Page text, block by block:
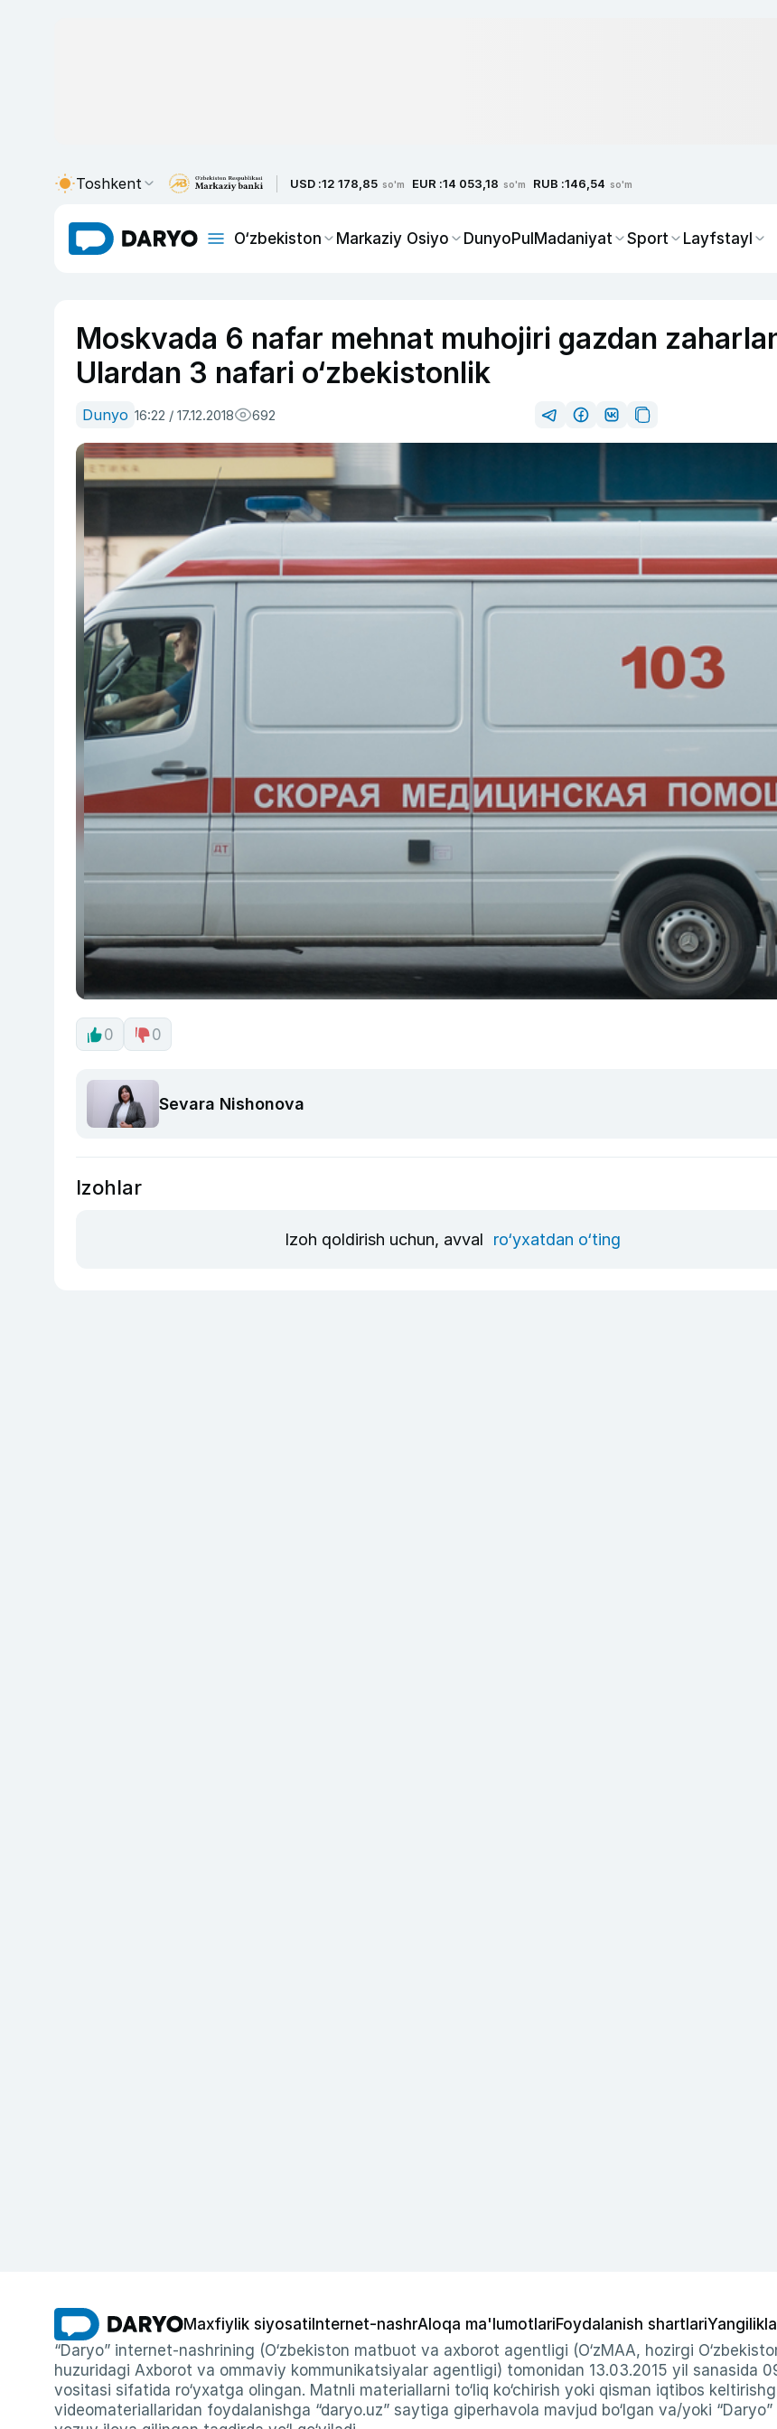
Toshkent USD :12 178,85 so'm EUR :14 053,18 so'm RUB :146,54 so'm
O‘zbekiston Markaziy Osiyo DunyoPulMadaniyat Sport Layfstayl
Moskvada 6 nafar mehnat muhojiri gazdan
Ulardan 3 nafari o‘zbekistonlik
Dunyo 16:22 / 17.12.2018 692
0 0
Sevara Nishonova
Izohlar
Izoh qoldirish uchun, avval ro‘yxatdan o‘ting
Maxfiylik siyosati Internet-nashrAloqa ma'lumotlariFoydalanish shartlari
“Daryo” internet-nashrining (O‘zbekiston matbuot va axborot agentligi (O‘zMAA, hozirgi
huzuridagi Axborot va ommaviy kommunikatsiyalar agentligi) tomonidan 13.03.2015 yil sanasida
vositasi sifatida ro‘yxatga olingan. Matnli materiallarni to‘liq ko‘chirish yoki qisman iqtibos
videomateriallaridan foydalanishga “daryo.uz” saytiga giperhavola mavjud bo‘lgan va/yoki